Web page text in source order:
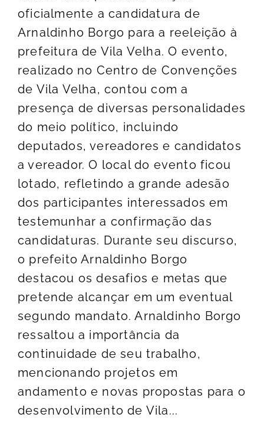
oficialmente a candidatura de
Arnaldinho Borgo para a reeleição à
prefeitura de Vila Velha. O evento,
realizado no Centro de Convenções
de Vila Velha, contou com a
presença de diversas personalidades
do meio político, incluindo
deputados, vereadores e candidatos
a vereador. O local do evento ficou
lotado, refletindo a grande adesão
dos participantes interessados em
testemunhar a confirmação das
candidaturas. Durante seu discurso,
o prefeito Arnaldinho Borgo
destacou os desafios e metas que
pretende alcançar em um eventual
segundo mandato. Arnaldinho Borgo
ressaltou a importância da
continuidade de seu trabalho,
mencionando projetos em
andamento e novas propostas para o
desenvolvimento de Vila...